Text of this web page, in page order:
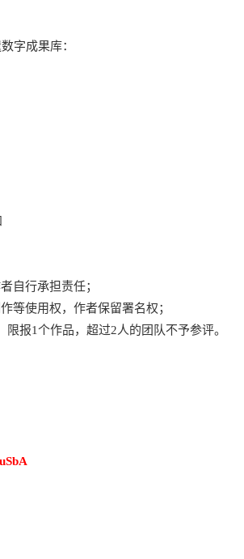
字成果库：
行承担责任；
使用权，作者保留署名权；
报1个作品，超过2人的团队不予参评。